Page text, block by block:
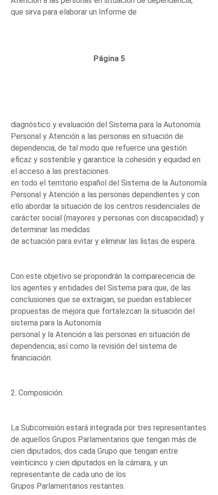
que sirva para elaborar un Informe de
Página 5
diagnóstico y evaluación del Sistema para la Autonomía
Personal y Atención a las personas en situación de
dependencia, de tal modo que refuerce una gestión
eficaz y sostenible y garantice la cohesión y equidad en
el acceso a las prestaciones
en todo el territorio español del Sistema de la Autonomía
Personal y Atención a las personas dependientes y con
ello abordar la situación de los centros residenciales de
carácter social (mayores y personas con discapacidad) y
determinar las medidas
de actuación para evitar y eliminar las listas de espera.
Con este objetivo se propondrán la comparecencia de
los agentes y entidades del Sistema para que, de las
conclusiones que se extraigan, se puedan establecer
propuestas de mejora que fortalezcan la situación del
sistema para la Autonomía
personal y la Atención a las personas en situación de
dependencia; así como la revisión del sistema de
financiación.
2. Composición.
La Subcomisión estará integrada por tres representantes
de aquellos Grupos Parlamentarios que tengan más de
cien diputados, dos cada Grupo que tengan entre
veinticinco y cien diputados en la cámara, y un
representante de cada uno de los
Grupos Parlamentarios restantes.